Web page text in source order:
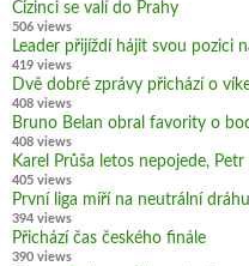
Cizinci se valí do Prahy
506 views
Leader přijíždí hájit svou pozici
419 views
Dvě dobré zprávy přichází o
408 views
Bruno Belan obral favority o
408 views
Karel Průša letos nepojede,
405 views
První liga míří na neutrální dráhu
394 views
Přichází čas českého finále
390 views